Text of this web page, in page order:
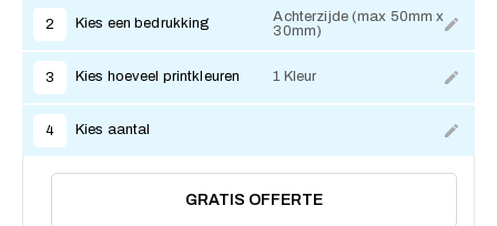
2 Kies een bedrukking
Achterzijde (max 50mm x
30mm)
3 Kies hoeveel printkleuren 1 Kleur
4 Kies aantal
GRATIS OFFERTE